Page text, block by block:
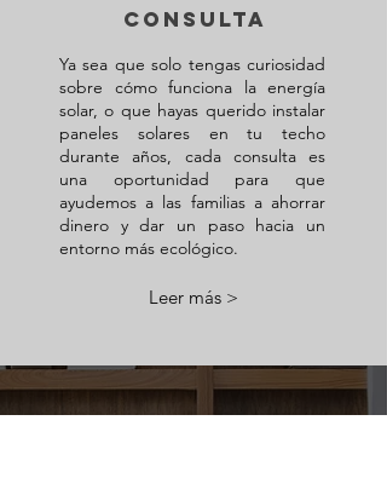
Consulta
Ya sea que solo tengas curiosidad
sobre cómo funciona la energía
solar, o que hayas querido instalar
paneles solares en tu techo
durante años, cada consulta es
una oportunidad para que
ayudemos a las familias a ahorrar
dinero y dar un paso hacia un
entorno más ecológico.
Leer más >